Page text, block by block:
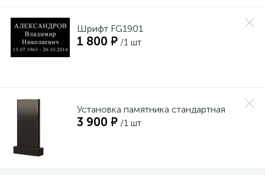
Шрифт FG1901
1 800 ₽ /1 шт
Установка памятника стандартная
3 900 ₽ /1 шт